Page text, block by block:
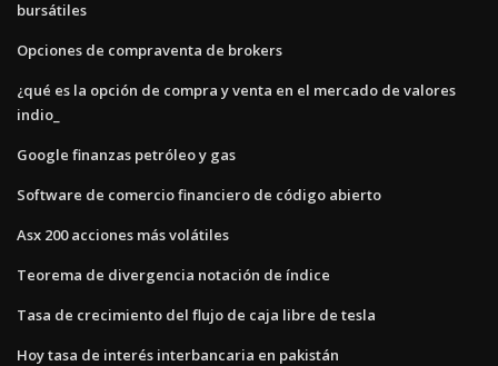
bursátiles
Opciones de compraventa de brokers
¿qué es la opción de compra y venta en el mercado de valores
indio_
Google finanzas petróleo y gas
Software de comercio financiero de código abierto
Asx 200 acciones más volátiles
Teorema de divergencia notación de índice
Tasa de crecimiento del flujo de caja libre de tesla
Hoy tasa de interés interbancaria en pakistán